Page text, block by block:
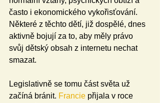
často i ekonomického vykořisťování.
Některé z těchto dětí, již dospělé, dnes
aktivně bojují za to, aby měly právo
svůj dětský obsah z internetu nechat
smazat.
Legislativně se tomu část světa už
začíná bránit. Francie přijala v roce